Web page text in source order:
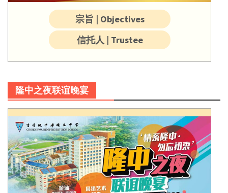
宗旨 | Objectives
信托人 | Trustee
隆中之夜联谊晚宴